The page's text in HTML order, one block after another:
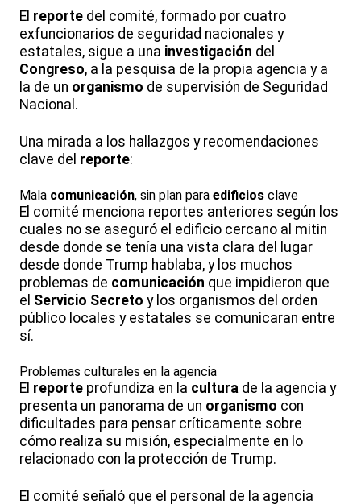
El reporte del comité, formado por cuatro
exfuncionarios de seguridad nacionales y
estatales, sigue a una investigación del
Congreso, a la pesquisa de la propia agencia y a
la de un organismo de supervisión de Seguridad
Nacional.
Una mirada a los hallazgos y recomendaciones
clave del reporte:
Mala comunicación, sin plan para edificios clave
El comité menciona reportes anteriores según los
cuales no se aseguró el edificio cercano al mitin
desde donde se tenía una vista clara del lugar
desde donde Trump hablaba, y los muchos
problemas de comunicación que impidieron que
el Servicio Secreto y los organismos del orden
público locales y estatales se comunicaran entre
sí.
Problemas culturales en la agencia
El reporte profundiza en la cultura de la agencia y
presenta un panorama de un organismo con
dificultades para pensar críticamente sobre
cómo realiza su misión, especialmente en lo
relacionado con la protección de Trump.
El comité señaló que el personal de la agencia